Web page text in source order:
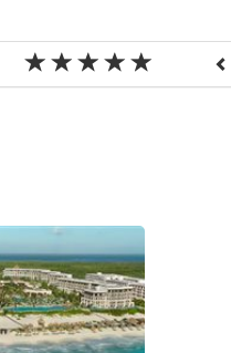
2009/08/rede-
ou as ferramentas
Editora é protegido
o conteúdo sem